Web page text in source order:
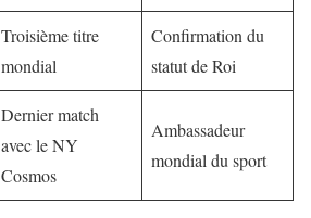
Troisième titre
mondial
Confirmation du
statut de Roi
Dernier match
avec le NY
Cosmos
Ambassadeur
mondial du sport